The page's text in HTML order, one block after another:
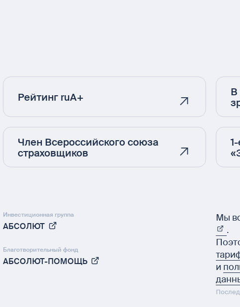
Рейтинг ruA+
Член Всероссийского союза
страховщиков
В
Инвестиционная группа
АБСОЛЮТ
Благотворительный фонд
АБСОЛЮТ-ПОМОЩЬ
Мы
.
и